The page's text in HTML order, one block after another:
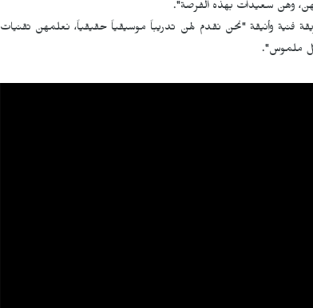
وهن سعيدات بهذه الفرصة".
فنية وأنيقة "نحن نقدم لهن تدريباً موسيقياً حقيقياً، نعلمهن تقنيات
ملموس".